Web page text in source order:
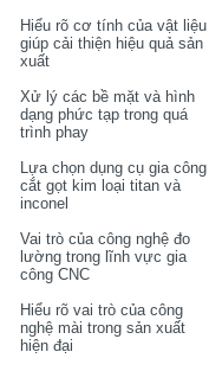
Hiểu rõ cơ tính của vật liệu
giúp cải thiện hiệu quả sản
xuất
Xử lý các bề mặt và hình
dạng phức tạp trong quá
trình phay
Lựa chọn dụng cụ gia công
cắt gọt kim loại titan và
inconel
Vai trò của công nghệ đo
lường trong lĩnh vực gia
công CNC
Hiểu rõ vai trò của công
nghệ mài trong sản xuất
hiện đại